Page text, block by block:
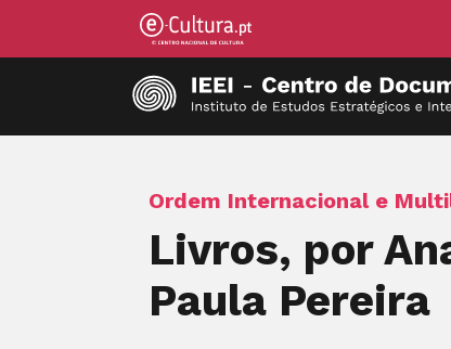
Ordem Internacional e
Livros, por
Paula Pereira